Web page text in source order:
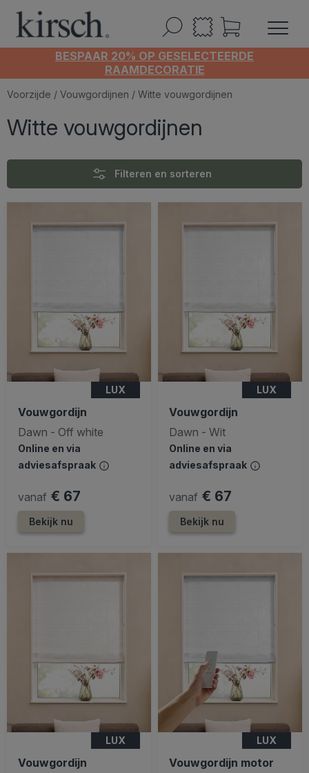
BESPAAR 20% OP GESELECTEERDE
RAAMDECORATIE
Voorzijde / Vouwgordijnen / Witte vouwgordijnen
Witte vouwgordijnen
Filteren en sorteren
LUX
Vouwgordijn
Dawn - Off white
Online en via
adviesafspraak
vanaf € 67
Bekijk nu
LUX
Vouwgordijn
Dawn - Wit
Online en via
adviesafspraak
vanaf € 67
Bekijk nu
LUX
Vouwgordijn
LUX
Vouwgordijn motor